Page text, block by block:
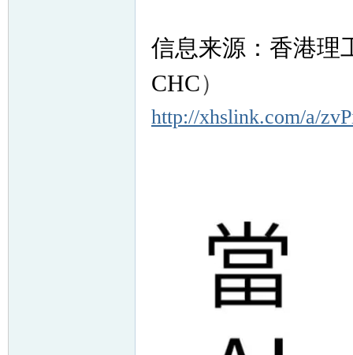
信息来源：香港理
CHC）
http://xhslink.com/a/